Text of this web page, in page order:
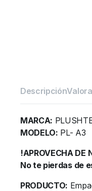
Descripción
MARCA:
MODELO: PL- A3
!APROVECHA DE
No te pierdas de
PRODUCTO: